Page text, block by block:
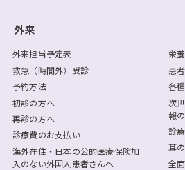
外来
外来担当予定表
救急（時間外）受診
予約方法
初診の方へ
再診の方へ
診療費のお支払い
海外在住・日本の公的医療保険加
入のない外国人患者さんへ
栄
患
各
次
報
診
耳
全